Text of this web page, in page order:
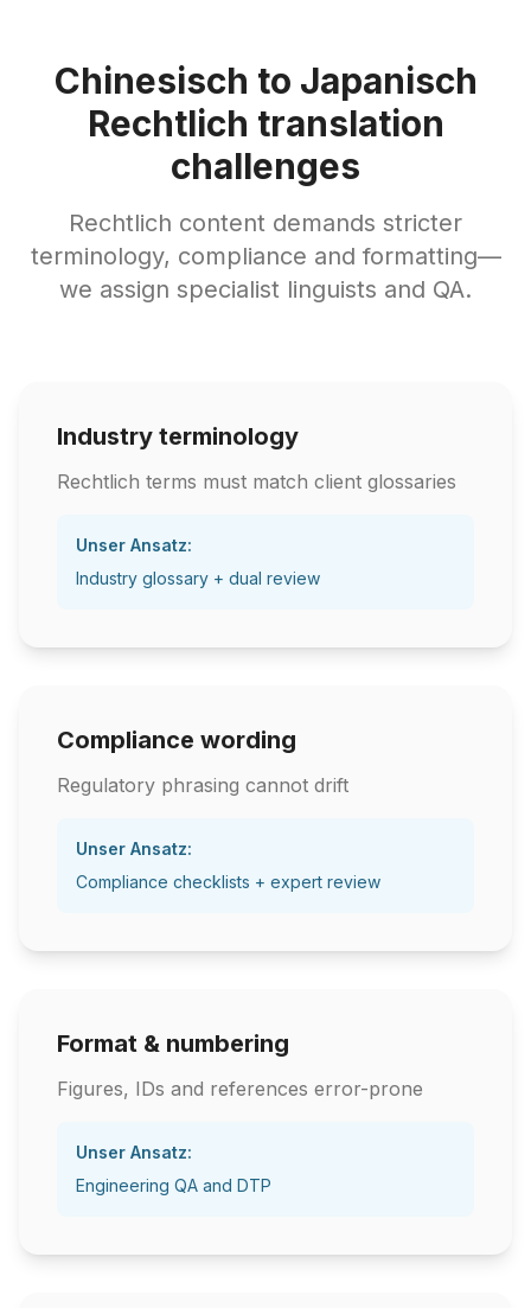
Chinesisch to Japanisch
Rechtlich translation
challenges
Rechtlich content demands stricter
terminology, compliance and formatting—
we assign specialist linguists and QA.
Industry terminology
Rechtlich terms must match client glossaries
Unser Ansatz:
Industry glossary + dual review
Compliance wording
Regulatory phrasing cannot drift
Unser Ansatz:
Compliance checklists + expert review
Format & numbering
Figures, IDs and references error-prone
Unser Ansatz:
Engineering QA and DTP